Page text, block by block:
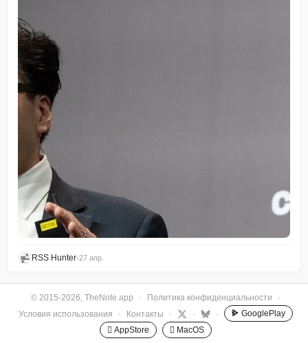
RSS Hunter•27 апр.
© 2015-2026, TheNote.app · Политика конфиденциальности
·
Условия использования
· Контакты · · ·
GooglePlay
 AppStore
 MacOS